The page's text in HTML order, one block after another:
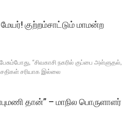
குற்றம்சாட்டும் மாமன்ற
“சிவகாசி நகரில் குப்பை அள்ளுதல்,
சரியாக இல்லை
தான்” – மாநில பொருளாளர்